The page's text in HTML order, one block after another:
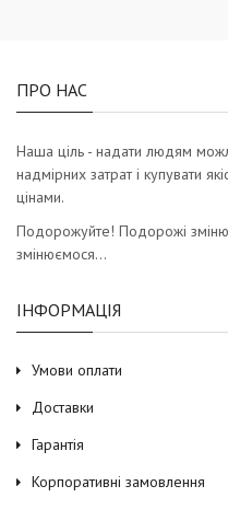
ПРО НАС
Наша ціль - надати людям
надмірних затрат і купувати
цінами.
Подорожуйте! Подорожі
змінюємося…
ІНФОРМАЦІЯ
Умови оплати
Доставки
Гарантія
Корпоративні замовлення